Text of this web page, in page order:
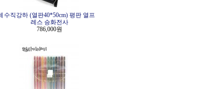
수직강하 (열판40*50cm) 평판 열프
레스 승화전사
786,000원